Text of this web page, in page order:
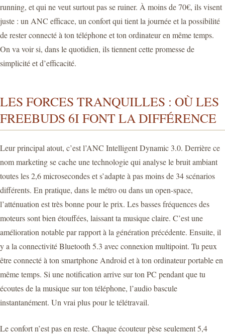
running, et qui ne veut surtout pas se ruiner. À moins de 70€, ils visent
juste : un ANC efficace, un confort qui tient la journée et la possibilité
de rester connecté à ton téléphone et ton ordinateur en même temps.
On va voir si, dans le quotidien, ils tiennent cette promesse de
simplicité et d’efficacité.
LES FORCES TRANQUILLES : OÙ LES
FREEBUDS 6I FONT LA DIFFÉRENCE
Leur principal atout, c’est l’ANC Intelligent Dynamic 3.0. Derrière ce
nom marketing se cache une technologie qui analyse le bruit ambiant
toutes les 2,6 microsecondes et s’adapte à pas moins de 34 scénarios
différents. En pratique, dans le métro ou dans un open-space,
l’atténuation est très bonne pour le prix. Les basses fréquences des
moteurs sont bien étouffées, laissant ta musique claire. C’est une
amélioration notable par rapport à la génération précédente. Ensuite, il
y a la connectivité Bluetooth 5.3 avec connexion multipoint. Tu peux
être connecté à ton smartphone Android et à ton ordinateur portable en
même temps. Si une notification arrive sur ton PC pendant que tu
écoutes de la musique sur ton téléphone, l’audio bascule
instantanément. Un vrai plus pour le télétravail.
Le confort n’est pas en reste. Chaque écouteur pèse seulement 5,4